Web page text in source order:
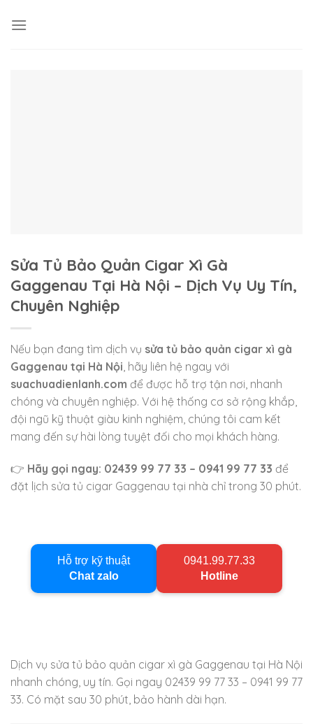
Sửa Tủ Bảo Quản Cigar Xì Gà
Gaggenau Tại Hà Nội – Dịch Vụ Uy Tín,
Chuyên Nghiệp
Nếu bạn đang tìm dịch vụ sửa tủ bảo quản cigar xì gà
Gaggenau tại Hà Nội , hãy liên hệ ngay với
suachuadienlanh.com để được hỗ trợ tận nơi, nhanh
chóng và chuyên nghiệp. Với hệ thống cơ sở rộng khắp,
đội ngũ kỹ thuật giàu kinh nghiệm, chúng tôi cam kết
mang đến sự hài lòng tuyệt đối cho mọi khách hàng.
👉 Hãy gọi ngay: 02439 99 77 33 – 0941 99 77 33 để
đặt lịch sửa tủ cigar Gaggenau tại nhà chỉ trong 30 phút.
Hỗ trợ kỹ thuật
Chat zalo
0941.99.77.33
Hotline
Dịch vụ sửa tủ bảo quản cigar xì gà Gaggenau tại Hà Nội
nhanh chóng, uy tín. Gọi ngay 02439 99 77 33 – 0941 99 77
33. Có mặt sau 30 phút, bảo hành dài hạn.